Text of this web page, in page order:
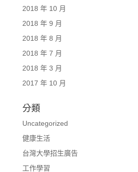
2018 年 10 月
2018 年 9 月
2018 年 8 月
2018 年 7 月
2018 年 3 月
2017 年 10 月
分類
Uncategorized
健康生活
台灣大學招生廣告
工作學習